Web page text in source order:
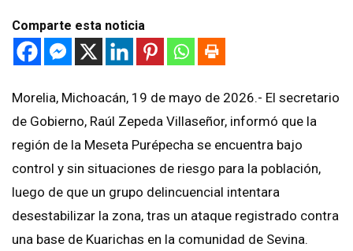
Comparte esta noticia
Morelia, Michoacán, 19 de mayo de 2026.- El secretario
de Gobierno, Raúl Zepeda Villaseñor, informó que la
región de la Meseta Purépecha se encuentra bajo
control y sin situaciones de riesgo para la población,
luego de que un grupo delincuencial intentara
desestabilizar la zona, tras un ataque registrado contra
una base de Kuarichas en la comunidad de Sevina.